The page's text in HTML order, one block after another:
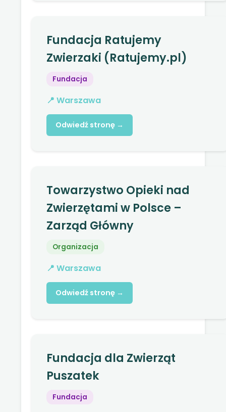
Fundacja Ratujemy
Zwierzaki (Ratujemy.pl)
Fundacja
📍 Warszawa
Odwiedź stronę →
Towarzystwo Opieki nad
Zwierzętami w Polsce –
Zarząd Główny
Organizacja
📍 Warszawa
Odwiedź stronę →
Fundacja dla Zwierząt
Puszatek
Fundacja